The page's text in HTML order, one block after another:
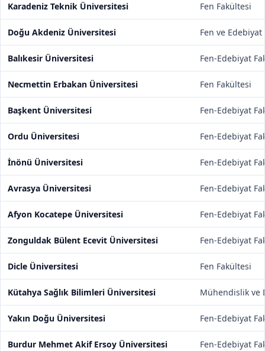
Karadeniz Teknik Üniversitesi Fen Fakültesi
Doğu Akdeniz Üniversitesi Fen ve
Balıkesir Üniversitesi Fen-Edebiyat
Necmettin Erbakan Üniversitesi Fen Fakültesi
Başkent Üniversitesi Fen-Edebiyat
Ordu Üniversitesi Fen-Edebiyat
İnönü Üniversitesi Fen-Edebiyat
Avrasya Üniversitesi Fen-Edebiyat
Afyon Kocatepe Üniversitesi Fen-Edebiyat
Zonguldak Bülent Ecevit Üniversitesi Fen-Edebiyat
Dicle Üniversitesi Fen Fakültesi
Kütahya Sağlık Bilimleri Üniversitesi Mühendislik ve
Yakın Doğu Üniversitesi Fen-Edebiyat
Burdur Mehmet Akif Ersoy Üniversitesi Fen-Edebiyat